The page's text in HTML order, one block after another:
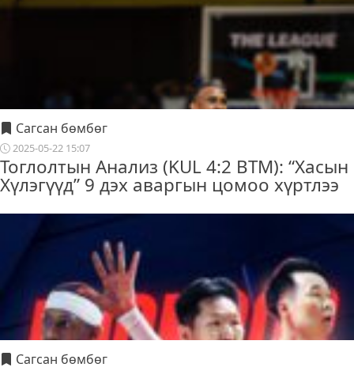
Сагсан бөмбөг
2025-05-22 15:07
Тоглолтын Анализ (KUL 4:2 BTM): “Хасын
Хүлэгүүд” 9 дэх аваргын цомоо хүртлээ
Сагсан бөмбөг